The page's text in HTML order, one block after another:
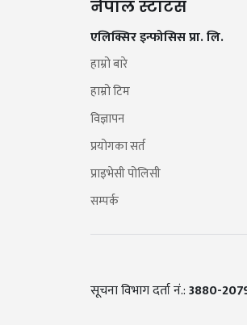
नेपाल स्टाटस
एलिक्सिर इन्फोसिस प्रा. लि.
हाम्रो बारे
हाम्रो टिम
विज्ञापन
प्रयोगका सर्त
प्राइभेसी पोलिसी
सम्पर्क
सूचना विभाग दर्ता नं.:3880-